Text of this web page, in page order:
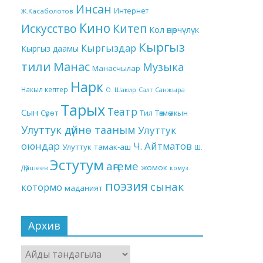
Ж.Касаболотов Инсан Интернет
Искусство Кино Китеп Кол өнөрчүлүк
Кыргыз даамы Кыргыздар Кыргыз
тили Манас Манасчылар Музыка
Накыл кептер Нарк О. Шакир Салт Санжыра
Сын Сүрөт Тарых Театр Тил Төкмө акын
Улуттук дүйнө тааным Улуттук
оюндар Улуттук тамак-аш Ч. Айтматов Ш.
Дүйшеев Эстутум аңгеме жомок комуз
котормо маданият поэзия сынак
Архив
Архив